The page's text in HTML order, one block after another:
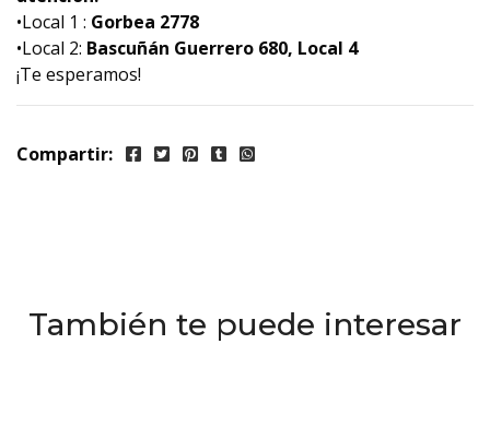
•Local 1 : Gorbea 2778
•Local 2: Bascuñán Guerrero 680, Local 4
¡Te esperamos!
Compartir:
También te puede interesar